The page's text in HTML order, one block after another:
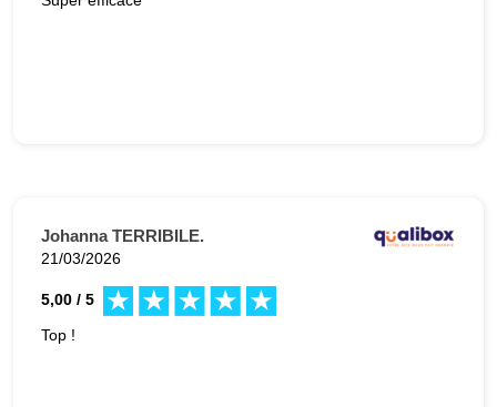
Johanna TERRIBILE.
21/03/2026
5,00 / 5
Top !